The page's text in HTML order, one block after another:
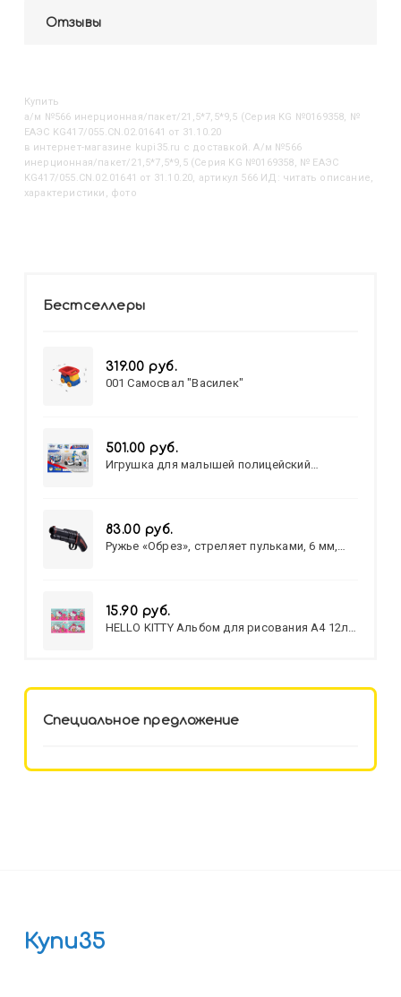
Отзывы
Купить
А/м №566 инерционная/пакет/21,5*7,5*9,5 (Серия KG №0169358, №
ЕАЭС KG417/055.CN.02.01641 от 31.10.20
в интернет-магазине kupi35.ru с доставкой. А/м №566
инерционная/пакет/21,5*7,5*9,5 (Серия KG №0169358, № ЕАЭС
KG417/055.CN.02.01641 от 31.10.20, артикул 566 ИД: читать описание,
характеристики, фото
Бестселлеры
319.00 руб.
001 Самосвал "Василек"
501.00 руб.
Игрушка для малышей полицейский
83.00 руб.
Ружье «Обрез», стреляет пульками, 6 мм,
15.90 руб.
HELLO KITTY Альбом для рисования А4 12л.
Специальное предложение
Купи35